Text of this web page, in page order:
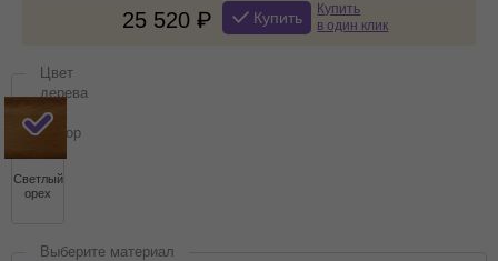
25 520 Купить
Купить
в один клик
Цвет
дерева
на
выбор
Светлый
орех
Выберите материал